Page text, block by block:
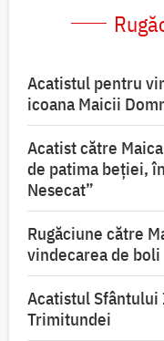
Acatistul pentru
icoana Maicii
Acatist către
de patima beției,
Nesecat”
Rugăciune către
vindecarea de boli
Acatistul
Trimitundei